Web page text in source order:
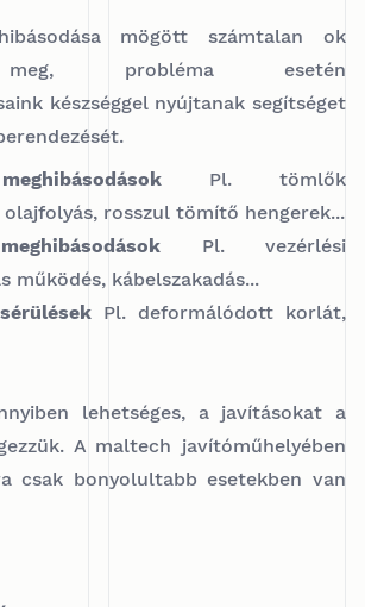
mögött számtalan ok
probléma esetén
készséggel nyújtanak segítséget
Pl. tömlők
olajfolyás, rosszul tömítő hengerek...
Pl. vezérlési
működés, kábelszakadás...
Pl. deformálódott korlát,
lehetséges, a javításokat a
A maltech javítóműhelyében
csak bonyolultabb esetekben van